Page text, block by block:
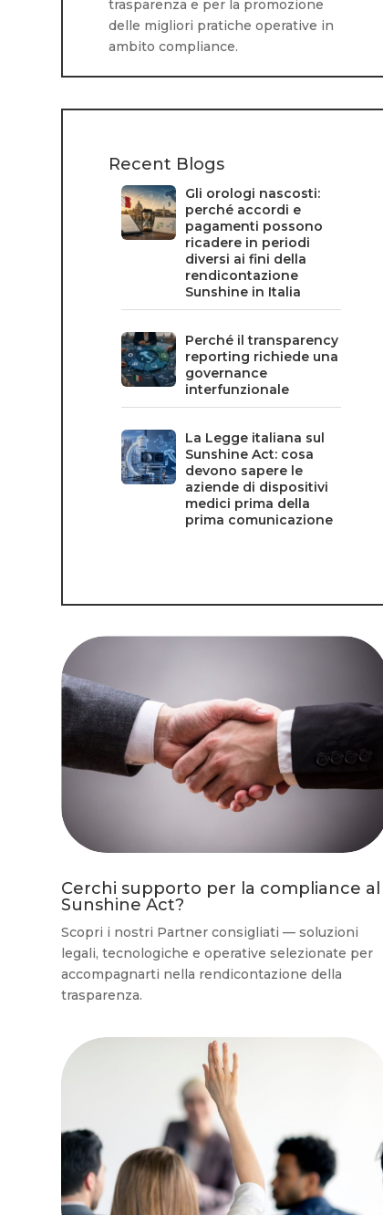
trasparenza e per la promozione
delle migliori pratiche operative in
ambito compliance.
Recent Blogs
Gli orologi nascosti:
perché accordi e
pagamenti possono
ricadere in periodi
diversi ai fini della
rendicontazione
Sunshine in Italia
Perché il transparency
reporting richiede una
governance
interfunzionale
La Legge italiana sul
Sunshine Act: cosa
devono sapere le
aziende di dispositivi
medici prima della
prima comunicazione
Cerchi supporto per la compliance al
Sunshine Act?
Scopri i nostri Partner consigliati — soluzioni
legali, tecnologiche e operative selezionate per
accompagnarti nella rendicontazione della
trasparenza.